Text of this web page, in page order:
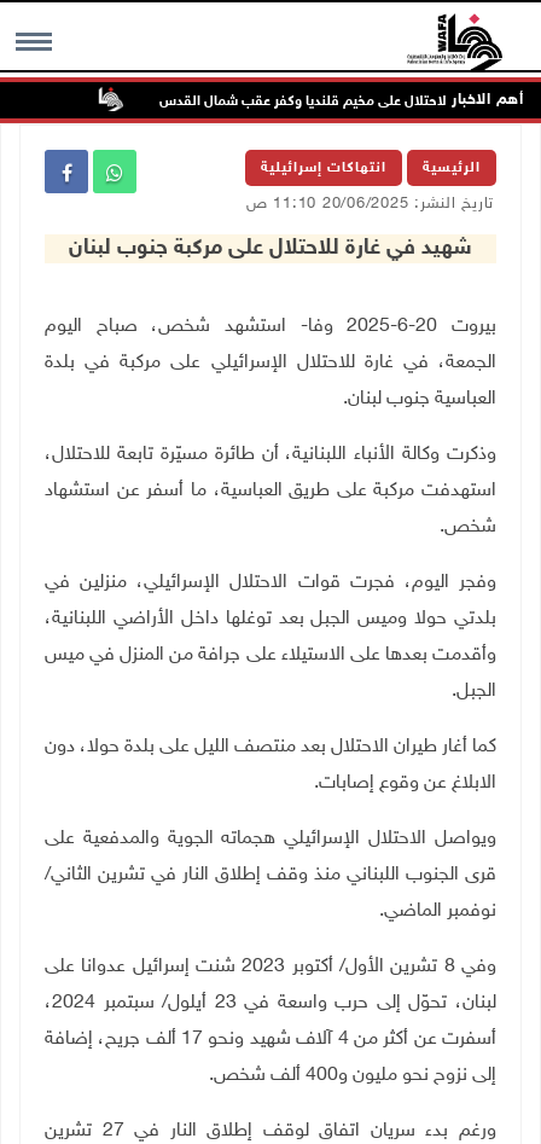
MENU أهم الاخبار
الرئيسية انتهاكات إسرائيلية
تاريخ النشر: 20/06/2025 11:10 ص
شهيد في غارة للاحتلال على مركبة جنوب لبنان
بيروت 20-6-2025 وفا- استشهد شخص، صباح اليوم
الجمعة، في غارة للاحتلال الإسرائيلي على مركبة في بلدة
العباسية جنوب لبنان.
وذكرت وكالة الأنباء اللبنانية، أن طائرة مسيّرة تابعة للاحتلال،
استهدفت مركبة على طريق العباسية، ما أسفر عن استشهاد
شخص.
وفجر اليوم، فجرت قوات الاحتلال الإسرائيلي، منزلين في
بلدتي حولا وميس الجبل بعد توغلها داخل الأراضي اللبنانية،
وأقدمت بعدها على الاستيلاء على جرافة من المنزل في ميس
الجبل.
كما أغار طيران الاحتلال بعد منتصف الليل على بلدة حولا، دون
الابلاغ عن وقوع إصابات.
ويواصل الاحتلال الإسرائيلي هجماته الجوية والمدفعية على
قرى الجنوب اللبناني منذ وقف إطلاق النار في تشرين الثاني/
نوفمبر الماضي.
وفي 8 تشرين الأول/ أكتوبر 2023 شنت إسرائيل عدوانا على
لبنان، تحوّل إلى حرب واسعة في 23 أيلول/ سبتمبر 2024،
أسفرت عن أكثر من 4 آلاف شهيد ونحو 17 ألف جريح، إضافة
إلى نزوح نحو مليون و400 ألف شخص.
ورغم بدء سريان اتفاق لوقف إطلاق النار في 27 تشرين